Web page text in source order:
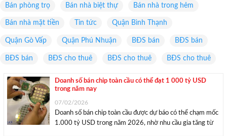
Bán phòng trọ Bán nhà biệt thự Bán nhà trong hẻm
Bán nhà mặt tiền Tin tức Quận Bình Thạnh
Quận Gò Vấp Quận Phú Nhuận BĐS bán BĐS bán
BĐS bán BĐS cho thuê BĐS cho thuê BĐS cho thuê
Doanh số bán chip toàn cầu có thể đạt 1 000 tỷ USD
trong năm nay
07/02/2026
Doanh số bán chip toàn cầu được dự báo có thể chạm mốc
1.000 tỷ USD trong năm 2026, nhờ nhu cầu gia tăng từ